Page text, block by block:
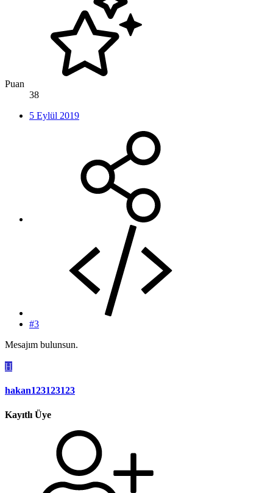
Puan
38
5 Eylül 2019
#3
Mesajım bulunsun.
H
hakan123123123
Kayıtlı Üye